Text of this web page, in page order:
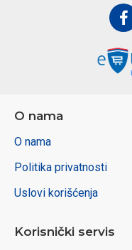
O nama
O nama
Politika privatnosti
Uslovi korišćenja
Korisnički servis